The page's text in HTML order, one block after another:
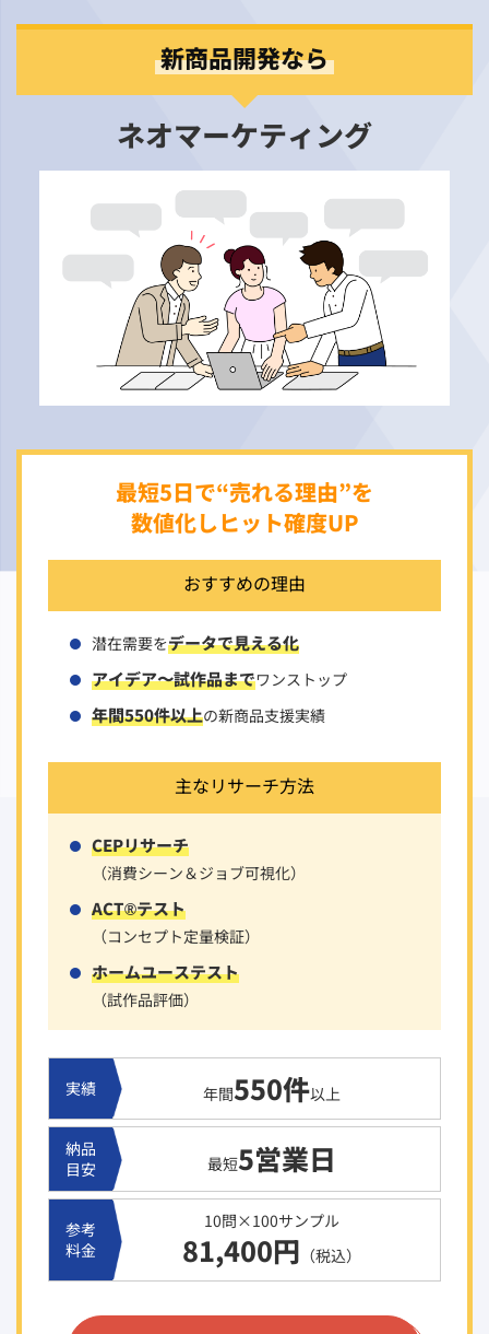
新商品開発なら
ネオマーケティング
最短5日で“売れる理由”を
数値化しヒット確度UP
おすすめの理由
潜在需要をデータで見える化
アイデア〜試作品までワンストップ
年間550件以上の新商品支援実績
主なリサーチ方法
CEPリサーチ
（消費シーン＆ジョブ可視化）
ACT®テスト
（コンセプト定量検証）
ホームユーステスト
（試作品評価）
実績 年間550件以上
納品
目安
最短5営業日
参考
料金
10問×100サンプル
81,400円 （税込）